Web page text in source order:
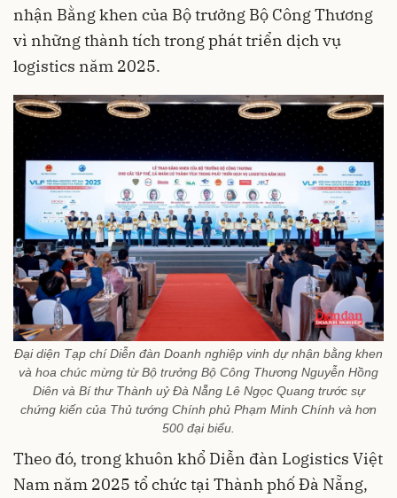
nhận Bằng khen của Bộ trưởng Bộ Công Thương
vì những thành tích trong phát triển dịch vụ
logistics năm 2025.
Đại diện Tạp chí Diễn đàn Doanh nghiệp vinh dự nhận bằng khen
và hoa chúc mừng từ Bộ trưởng Bộ Công Thương Nguyễn Hồng
Diên và Bí thư Thành uỷ Đà Nẵng Lê Ngọc Quang trước sự
chứng kiến của Thủ tướng Chính phủ Phạm Minh Chính và hơn
500 đại biểu.
Theo đó, trong khuôn khổ Diễn đàn Logistics Việt
Nam năm 2025 tổ chức tại Thành phố Đà Nẵng,